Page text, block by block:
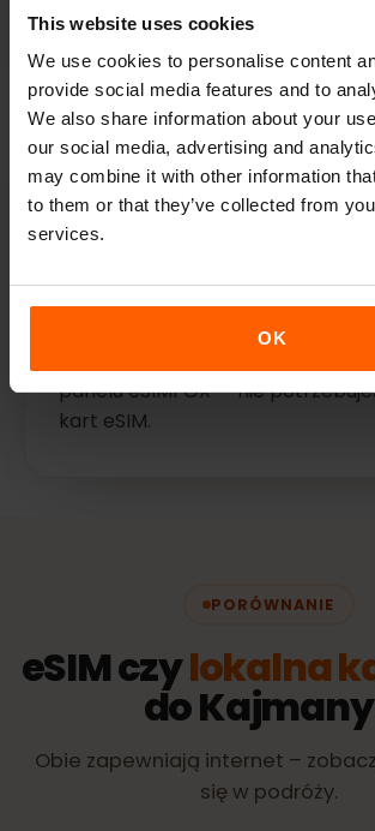
This website uses cookies
We use cookies to personalise content
provide social media features and to
We also share information about your
our social media, advertising and
may combine it with other information
to them or that they’ve collected from
services.
OK
lub większą.
podróże
Dodaj nowe miejsca docelowe do
panelu eSIMFOX — nie
kart eSIM.
PORÓWNANIE
eSIM czylokalna
do
Obie zapewniają internet –
się w podróży.